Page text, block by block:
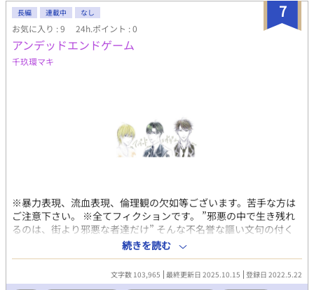
7
長編 連載中 なし
お気に入り : 9 24h.ポイント : 0
アンデッドエンドゲーム
千玖環マキ
※暴力表現、流血表現、倫理観の欠如等ございます。苦手な方は
ご注意下さい。 ※全てフィクションです。 ”邪悪の中で生き残れ
るのは、街より邪悪な者達だけ” そんな不名誉な謳い文句の付く
街。 そこで組織の頭であるノクスは、ある日重傷を負ったギャン
グ嫌いの青年を拾う。 正体不明の青年×組織の頭の男。 ゆっくり
と距離を縮めていく二人が、闇に染まる街で光を見出して、走り
切るまで。
続きを読む
文字数 103,965 最終更新日 2025.10.15 登録日 2022.5.22